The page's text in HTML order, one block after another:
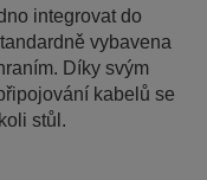
integrovat do
vybavena
Díky svým
kabelů se
stůl.